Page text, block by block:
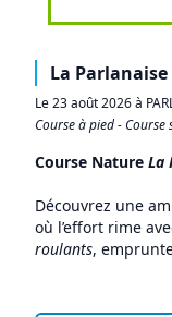
La Parlanaise
Le 23 août 2026 à
Course à pied - Course
Course Nature La
Découvrez une
où l’effort rime
roulants,